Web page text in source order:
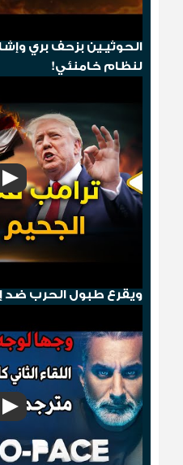
الحوثيـين بزحف بري
لنظام خامنئي!
ويقرع طبول الحرب ضد